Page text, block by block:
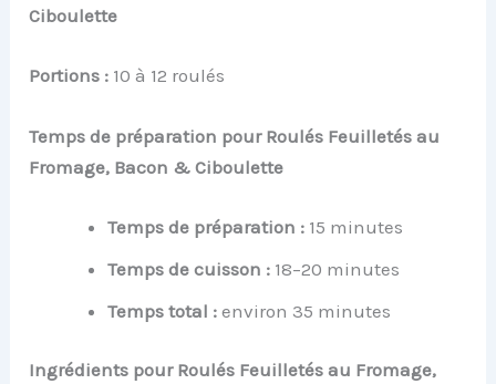
Ciboulette
Portions : 10 à 12 roulés
Temps de préparation pour Roulés Feuilletés au
Fromage, Bacon & Ciboulette
Temps de préparation : 15 minutes
Temps de cuisson : 18–20 minutes
Temps total : environ 35 minutes
Ingrédients pour Roulés Feuilletés au Fromage,